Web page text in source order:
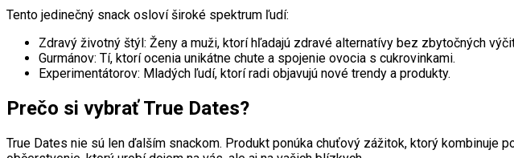
Tento jedinečný snack osloví široké spektrum ľudí:
Zdravý životný štýl: Ženy a muži, ktorí hľadajú zdravé alternatívy bez zbytočných
Gurmánov: Tí, ktorí ocenia unikátne chute a spojenie ovocia s cukrovinkami.
Experimentátorov: Mladých ľudí, ktorí radi objavujú nové trendy a produkty.
Prečo si vybrať True Dates?
True Dates nie sú len ďalším snackom. Produkt ponúka chuťový zážitok, ktorý